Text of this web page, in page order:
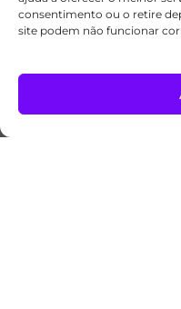
consentimento ou o retire
site podem não funcionar
a Ester 4:14